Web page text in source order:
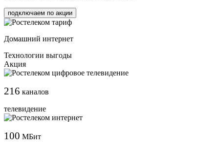
подключаем по акции
Домашний интернет
Технологии выгоды
Акция
216 каналов
телевидение
100 МБит